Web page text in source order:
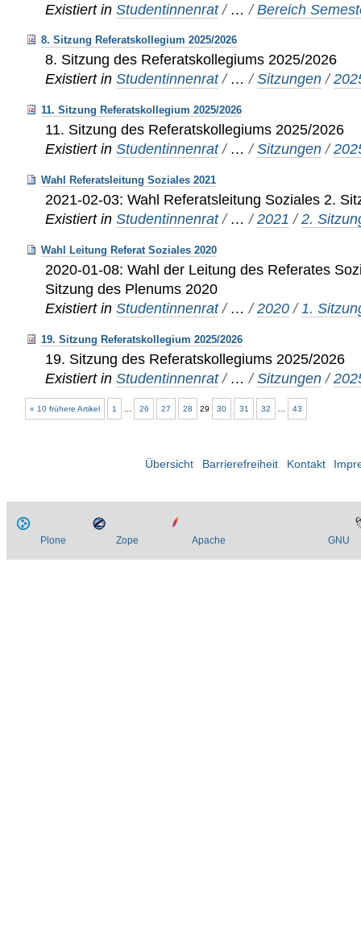
Existiert in Studentinnenrat / …/Bereich
8. Sitzung Referatskollegium 2025/2026
8. Sitzung des Referatskollegiums 2025/2026
Existiert in Studentinnenrat / …/Sitzungen /
11. Sitzung Referatskollegium 2025/2026
11. Sitzung des Referatskollegiums 2025/2026
Existiert in Studentinnenrat / …/Sitzungen /
Wahl Referatsleitung Soziales 2021
2021-02-03: Wahl Referatsleitung Soziales 2.
Existiert in Studentinnenrat / …/2021 /2.
Wahl Leitung Referat Soziales 2020
2020-01-08: Wahl der Leitung des Referates
Sitzung des Plenums 2020
Existiert in Studentinnenrat / …/2020 / 1.
19. Sitzung Referatskollegium 2025/2026
19. Sitzung des Referatskollegiums 2025/2026
Existiert in Studentinnenrat / …/Sitzungen /
« 10 frühere Artikel 1 26 27 28 29 30 31 32 43
Übersicht Barrierefreiheit Kontakt
Plone Zope Apache GNU